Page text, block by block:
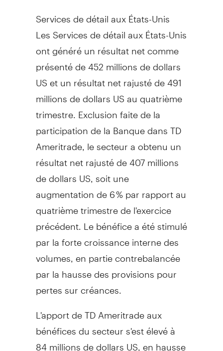
Services de détail aux États-Unis
Les Services de détail aux États-Unis
ont généré un résultat net comme
présenté de 452 millions de dollars
US et un résultat net rajusté de 491
millions de dollars US au quatrième
trimestre. Exclusion faite de la
participation de la Banque dans TD
Ameritrade, le secteur a obtenu un
résultat net rajusté de 407 millions
de dollars US, soit une
augmentation de 6 % par rapport au
quatrième trimestre de l'exercice
précédent. Le bénéfice a été stimulé
par la forte croissance interne des
volumes, en partie contrebalancée
par la hausse des provisions pour
pertes sur créances.
L'apport de TD Ameritrade aux
bénéfices du secteur s'est élevé à
84 millions de dollars US, en hausse